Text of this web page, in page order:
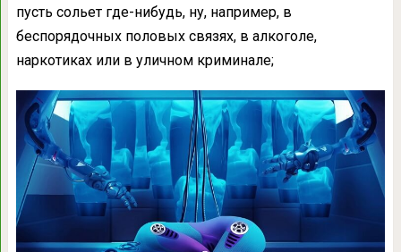
пусть сольет где-нибудь, ну, например, в
беспорядочных половых связях, в алкоголе,
наркотиках или в уличном криминале;